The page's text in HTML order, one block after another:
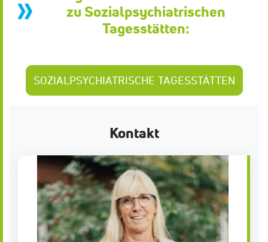
zu Sozialpsychiatrischen
Tagesstätten:
SOZIALPSYCHIATRISCHE TAGESSTÄTTEN
Kontakt